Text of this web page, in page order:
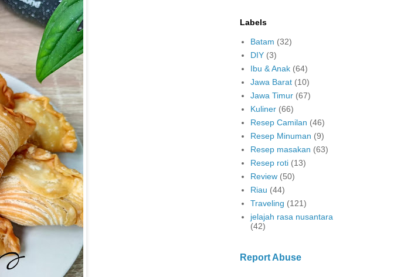
Labels
Batam (32)
DIY (3)
Ibu & Anak (64)
Jawa Barat (10)
Jawa Timur (67)
Kuliner (66)
Resep Camilan (46)
Resep Minuman (9)
Resep masakan (63)
Resep roti (13)
Review (50)
Riau (44)
Traveling (121)
jelajah rasa nusantara
(42)
Report Abuse